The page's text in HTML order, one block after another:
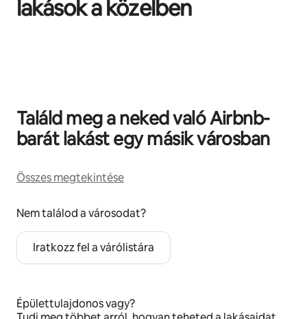
lakások a közelben
Találd meg a neked való Airbnb-
barát lakást egy másik városban
Összes megtekintése
Nem találod a városodat?
Iratkozz fel a várólistára
Épülettulajdonos vagy?